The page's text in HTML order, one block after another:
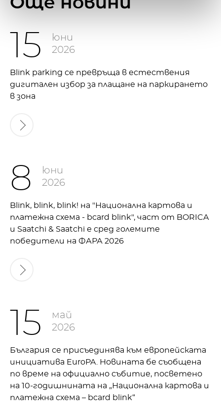
15
юни
2026
Blink parking се превръща в естествения
дигитален избор за плащане на паркирането
в зона
8
юни
2026
Blink, blink, blink! на "Национална картова и
платежна схема - bcard blink", част от BORICA
и Saatchi & Saatchi е сред големите
победители на ФАРА 2026
15
май
2026
България се присъединява към европейската
инициатива EuroPA. Новината бе съобщена
по време на официално събитие, посветено
на 10-годишнината на „Национална картова и
платежна схема – bcard blink“